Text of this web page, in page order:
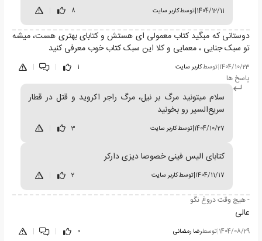
1404/12/11
|توسطکاربر سایت 8
دوستانی که مبگید کتاب معمولی ای هستش و کتابای بهتری هست، میشه
تو سبک جنایی ، معمایی و کلا این سبک کتاب خوب معرفی کنید
1404/10/23
|توسطکاربر سایت 1
|
|
پاسخ ها
سلام میتونید مرگ بر نیل، مرگ راجر اکروید و قتل در قطار
سریع‌السیر رو بخونید
1404/10/27
|توسطکاربر سایت 3
کتابای الیس فینی خصوصا دیزی دارکر
1404/11/17
|توسطکاربر سایت 2
- هیچ وقت دروغ نگو
عالی
1404/08/29
|توسطرضا رمضانی 0
|
|